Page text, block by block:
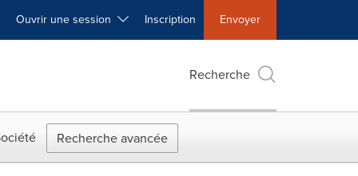
Ouvrir une session Inscription Envoyer
Recherche
Recherche avancée